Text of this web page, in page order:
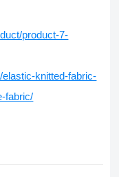
product-7-
knitted-fabric-
fabric/